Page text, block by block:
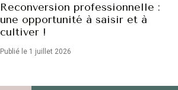
Reconversion professionnelle :
une opportunité à saisir et à
cultiver !
Publié le 1 juillet 2026